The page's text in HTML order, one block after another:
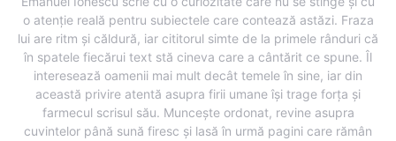
o atenție reală pentru subiectele care contează astăzi. Fraza
lui are ritm și căldură, iar cititorul simte de la primele rânduri că
în spatele fiecărui text stă cineva care a cântărit ce spune. Îl
interesează oamenii mai mult decât temele în sine, iar din
această privire atentă asupra firii umane își trage forța și
farmecul scrisul său. Muncește ordonat, revine asupra
cuvintelor până sună firesc și lasă în urmă pagini care rămân